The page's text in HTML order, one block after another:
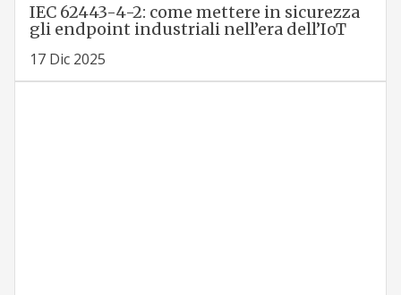
IEC 62443-4-2: come mettere in sicurezza
gli endpoint industriali nell’era dell’IoT
17 Dic 2025